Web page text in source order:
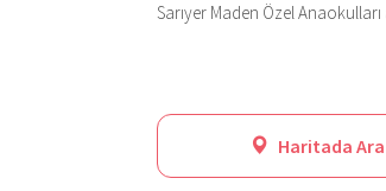
Sarıyer Maden Özel
Haritada Ara